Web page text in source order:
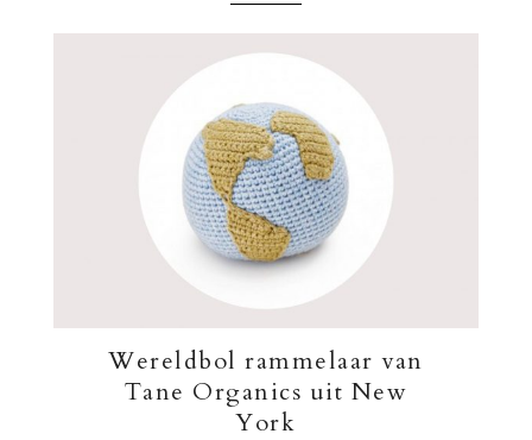
Wereldbol rammelaar van
Tane Organics uit New
York